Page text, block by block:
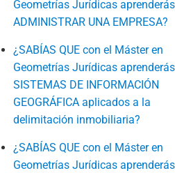
Geometrías Jurídicas
ADMINISTRAR UNA EMPRESA?
¿SABÍAS QUE con el Máster en
Geometrías Jurídicas aprenderás
SISTEMAS DE INFORMACIÓN
GEOGRÁFICA aplicados a la
delimitación inmobiliaria?
¿SABÍAS QUE con el Máster en
Geometrías Jurídicas aprenderás